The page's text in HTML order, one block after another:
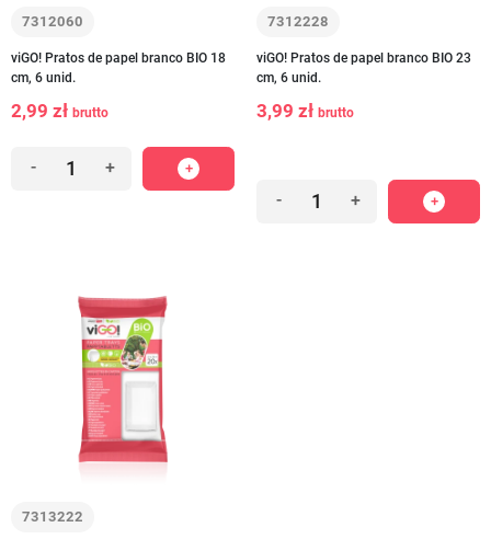
7312060
viGO! Pratos de papel branco BIO 18
cm, 6 unid.
2,99 zł brutto
- +
7312228
viGO! Pratos de papel branco BIO 23
cm, 6 unid.
3,99 zł brutto
- +
7313222